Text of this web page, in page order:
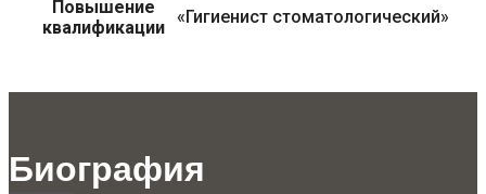
Повышение
квалификации
«Гигиенист стоматологический»
Биография